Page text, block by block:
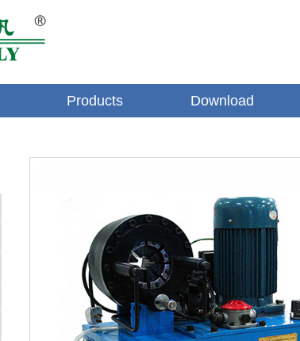
Products Download